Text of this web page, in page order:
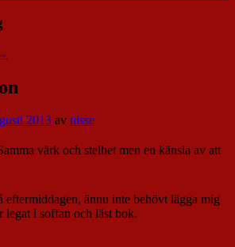
2013 av nisse
värk och stelhet men en känsla av att
eftermiddagen, ännu inte behövt lägga mig
i soffan och läst bok.